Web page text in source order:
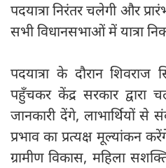
पदयात्रा निरंतर चलेगी और
सभी विधानसभाओं में यात्रा
पदयात्रा के दौरान शिवराज
पहुँचकर केंद्र सरकार द्वारा
जानकारी देंगे, लाभार्थियों
प्रभाव का प्रत्यक्ष मूल्यांकन
ग्रामीण विकास, महिला